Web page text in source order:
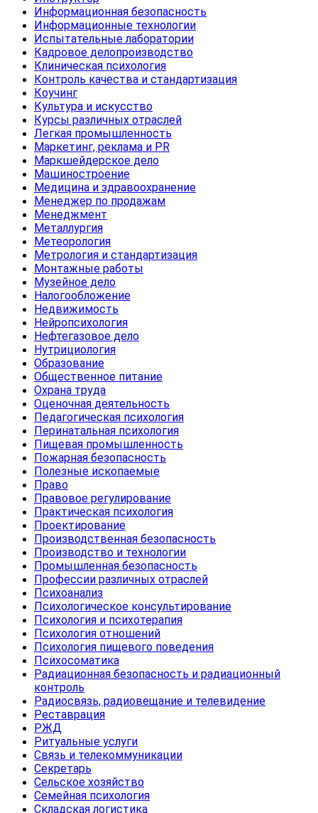
Информационная безопасность
Информационные технологии
Испытательные лаборатории
Кадровое делопроизводство
Клиническая психология
Контроль качества и стандартизация
Коучинг
Культура и искусство
Курсы различных отраслей
Легкая промышленность
Маркетинг, реклама и PR
Маркшейдерское дело
Машиностроение
Медицина и здравоохранение
Менеджер по продажам
Менеджмент
Металлургия
Метеорология
Метрология и стандартизация
Монтажные работы
Музейное дело
Налогообложение
Недвижимость
Нейропсихология
Нефтегазовое дело
Нутрициология
Образование
Общественное питание
Охрана труда
Оценочная деятельность
Педагогическая психология
Перинатальная психология
Пищевая промышленность
Пожарная безопасность
Полезные ископаемые
Право
Правовое регулирование
Практическая психология
Проектирование
Производственная безопасность
Производство и технологии
Промышленная безопасность
Профессии различных отраслей
Психоанализ
Психологическое консультирование
Психология и психотерапия
Психология отношений
Психология пищевого поведения
Психосоматика
Радиационная безопасность и радиационный
контроль
Радиосвязь, радиовещание и телевидение
Реставрация
РЖД
Ритуальные услуги
Связь и телекоммуникации
Секретарь
Сельское хозяйство
Семейная психология
Складская логистика